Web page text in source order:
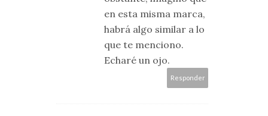
en esta misma marca,
habrá algo similar a lo
que te menciono.
Echaré un ojo.
Responder